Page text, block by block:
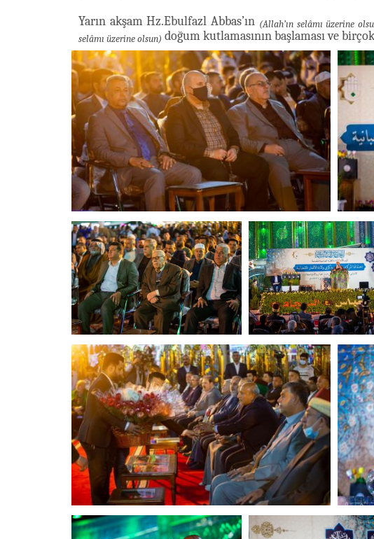
Yarın akşam Hz.Ebulfazl Abbas’ın (Allah’ın selâmı üzerine
selâmı üzerine olsun) doğum kutlamasının başlaması ve